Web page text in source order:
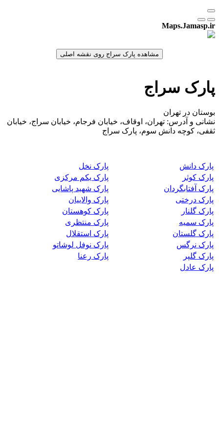
Maps.Jamasp.ir
پارک سراج
بوستان در تهران
نشانی و آدرس: تهران، اوقاف، خیابان فرجام، خیابان سراج، خیابان
ثقفی، کوچه دانش سوم، پارک سراج
پارک دانش
پارک نخل
پارک کوثر
پارک یکم مرکزی
پارک آفتابگردان
پارک شهید پاشایی
پارک درختی
پارک والاییان
پارک گلنار
پارک کوهستان
پارک سمیه
پارک منتظری
پارک گلستان
پارک استقلال
پارک نرگس
پارک نوفل لوشاتو
پارک گلپر
پارک رعنا
پارک عادل